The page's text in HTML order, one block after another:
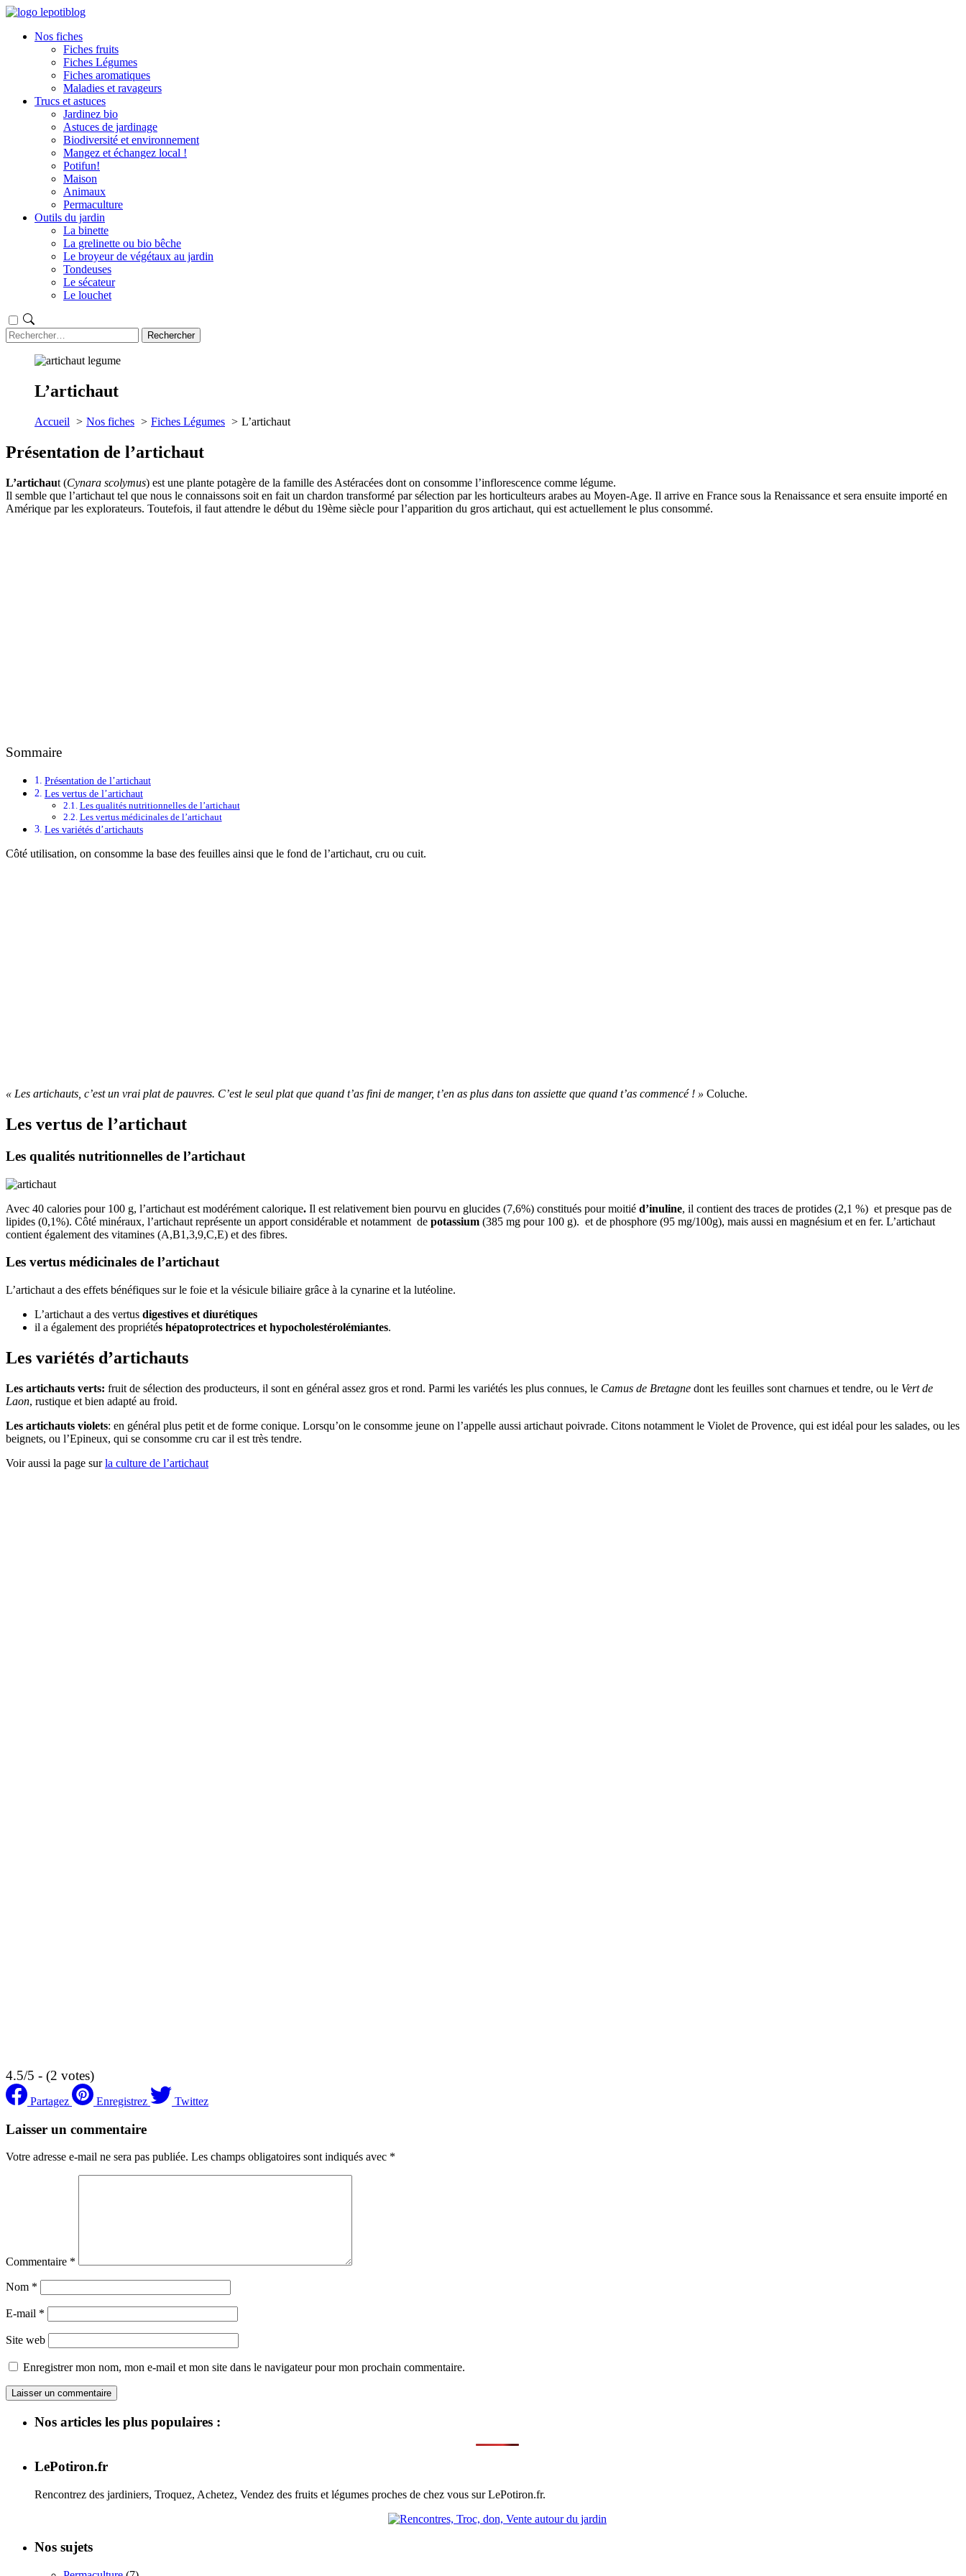
Nos fiches
Fiches fruits
Fiches Légumes
Fiches aromatiques
Maladies et ravageurs
Trucs et astuces
Jardinez bio
Astuces de jardinage
Biodiversité et environnement
Mangez et échangez local !
Potifun!
Maison
Animaux
Permaculture
Outils du jardin
La binette
La grelinette ou bio bêche
Le broyeur de végétaux au jardin
Tondeuses
Le sécateur
Le louchet
Rechercher :
L’artichaut
Accueil Nos fiches Fiches Légumes L’artichaut
Présentation de l’artichaut
L’artichaut (Cynara scolymus) est une plante potagère de la famille des Astéracées dont on consomme l’inflorescence comme légume.
Il semble que l’artichaut tel que nous le connaissons soit en fait un chardon transformé par sélection par les horticulteurs arabes au Moyen-Age. Il arrive en France sous la Renaissance et sera ensuite importé en
Amérique par les explorateurs. Toutefois, il faut attendre le début du 19ème siècle pour l’apparition du gros artichaut, qui est actuellement le plus consommé.
Sommaire
Présentation de l’artichaut
Les vertus de l’artichaut
Les qualités nutritionnelles de l’artichaut
Les vertus médicinales de l’artichaut
Les variétés d’artichauts
Côté utilisation, on consomme la base des feuilles ainsi que le fond de l’artichaut, cru ou cuit.
« Les artichauts, c’est un vrai plat de pauvres. C’est le seul plat que quand t’as fini de manger, t’en as plus dans ton assiette que quand t’as commencé ! » Coluche.
Les vertus de l’artichaut
Les qualités nutritionnelles de l’artichaut
Avec 40 calories pour 100 g, l’artichaut est modérément calorique. Il est relativement bien pourvu en glucides (7,6%) constitués pour moitié d’inuline, il contient des traces de protides (2,1 %) et presque pas de
lipides (0,1%). Côté minéraux, l’artichaut représente un apport considérable et notamment de potassium (385 mg pour 100 g). et de phosphore (95 mg/100g), mais aussi en magnésium et en fer. L’artichaut
contient également des vitamines (A,B1,3,9,C,E) et des fibres.
Les vertus médicinales de l’artichaut
L’artichaut a des effets bénéfiques sur le foie et la vésicule biliaire grâce à la cynarine et la lutéoline.
L’artichaut a des vertus digestives et diurétiques
il a également des propriétés hépatoprotectrices et hypocholestérolémiantes.
Les variétés d’artichauts
Les artichauts verts: fruit de sélection des producteurs, il sont en général assez gros et rond. Parmi les variétés les plus connues, le Camus de Bretagne dont les feuilles sont charnues et tendre, ou le Vert de
Laon, rustique et bien adapté au froid.
Les artichauts violets: en général plus petit et de forme conique. Lorsqu’on le consomme jeune on l’appelle aussi artichaut poivrade. Citons notamment le Violet de Provence, qui est idéal pour les salades, ou les
beignets, ou l’Epineux, qui se consomme cru car il est très tendre.
Voir aussi la page surla culture de l’artichaut
4.5/5 - (2 votes)
Nos articles les plus populaires :
Nos sujets